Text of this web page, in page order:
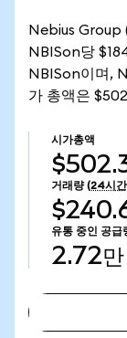
Nebius Group
NBISon당
NBISon이며,
가 총액은
시가총액
거래량 (24시
유통 중인 공급
2.72만